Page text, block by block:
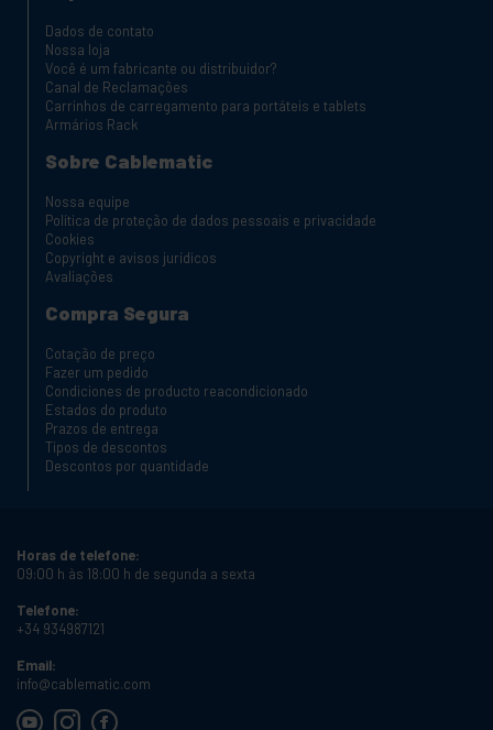
Dados de contato
Nossa loja
Você é um fabricante ou distribuidor?
Canal de Reclamações
Carrinhos de carregamento para portáteis e tablets
Armários Rack
Sobre Cablematic
Nossa equipe
Política de proteção de dados pessoais e privacidade
Cookies
Copyright e avisos jurídicos
Avaliações
Compra Segura
Cotação de preço
Fazer um pedido
Condiciones de producto reacondicionado
Estados do produto
Prazos de entrega
Tipos de descontos
Descontos por quantidade
Horas de telefone:
09:00 h às 18:00 h de segunda a sexta
Telefone:
+34 934987121
Email:
info@cablematic.com